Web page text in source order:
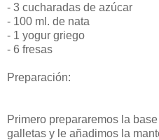
- 3 cucharadas de azúcar
- 100 ml. de nata
- 1 yogur griego
- 6 fresas
Preparación:
Primero prepararemos la
galletas y le añadimos la